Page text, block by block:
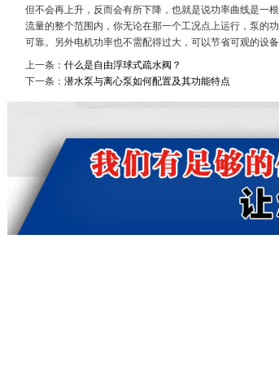
但不会再上升，反而会有所下降，也就是说功率曲线是一
流量的整个范围内，你无论在那一个工况点上运行，泵的
可靠。另外电机功率也不需配得过大，可以节省可观的设备
上一条： 什么是自由浮球式疏水阀？
下一条： 潜水泵与离心泵如何配置及其功能特点